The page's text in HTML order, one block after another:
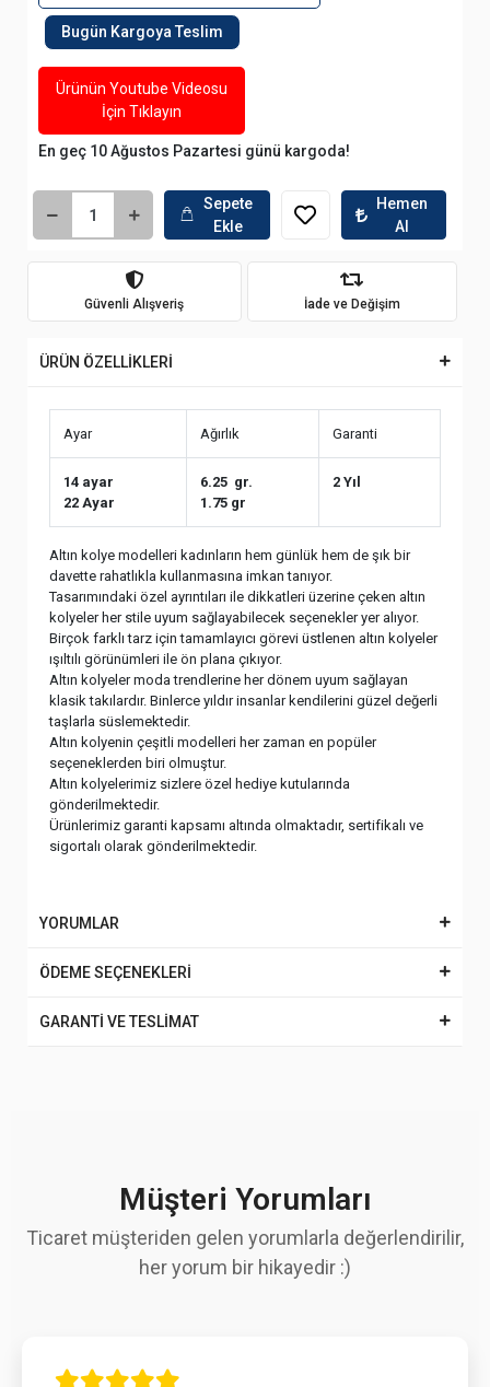
Bugün Kargoya Teslim
Ürünün Youtube Videosu
İçin Tıklayın
En geç 10 Ağustos Pazartesi günü kargoda!
Sepete
Ekle
Hemen
Al
Güvenli Alışveriş İade ve Değişim
ÜRÜN ÖZELLİKLERİ
Ayar Ağırlık Garanti
14 ayar
22 Ayar
6.25 gr.
1.75 gr
2 Yıl
Altın kolye modelleri kadınların hem günlük hem de şık bir
davette rahatlıkla kullanmasına imkan tanıyor.
Tasarımındaki özel ayrıntıları ile dikkatleri üzerine çeken altın
kolyeler her stile uyum sağlayabilecek seçenekler yer alıyor.
Birçok farklı tarz için tamamlayıcı görevi üstlenen altın kolyeler
ışıltılı görünümleri ile ön plana çıkıyor.
Altın kolyeler moda trendlerine her dönem uyum sağlayan
klasik takılardır. Binlerce yıldır insanlar kendilerini güzel değerli
taşlarla süslemektedir.
Altın kolyenin çeşitli modelleri her zaman en popüler
seçeneklerden biri olmuştur.
Altın kolyelerimiz sizlere özel hediye kutularında
gönderilmektedir.
Ürünlerimiz garanti kapsamı altında olmaktadır, sertifikalı ve
sigortalı olarak gönderilmektedir.
YORUMLAR
ÖDEME SEÇENEKLERİ
GARANTİ VE TESLİMAT
Müşteri Yorumları
Ticaret müşteriden gelen yorumlarla değerlendirilir,
her yorum bir hikayedir :)